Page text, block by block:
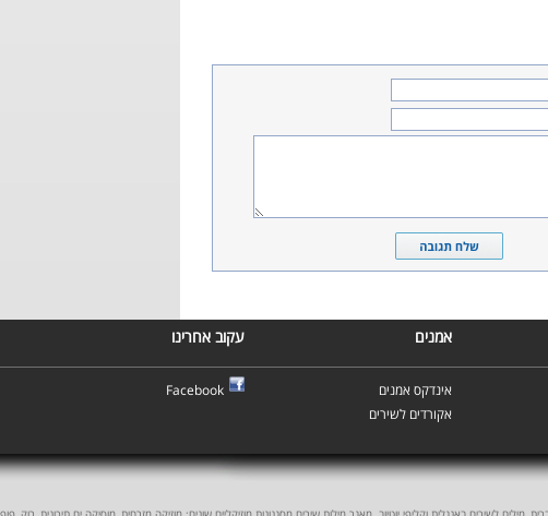
אמנים עקוב אחרינו
אינדקס אמנים
אקורדים לשירים
Facebook